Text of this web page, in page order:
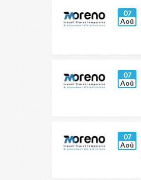
07
Aoû
07
Aoû
07
Aoû